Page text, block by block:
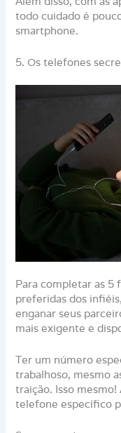
todo cuidado é
smartphone.
5. Os telefones
Para completar as 5
preferidas dos
enganar seus
mais exigente e
Ter um número
trabalhoso, mesmo
traição. Isso
telefone específico